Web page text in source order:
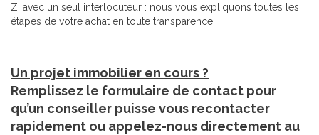
Z, avec un seul interlocuteur : nous vous expliquons toutes les
étapes de votre achat en toute transparence
Un projet immobilier en cours ?
Remplissez le formulaire de contact pour
qu’un conseiller puisse vous recontacter
rapidement ou appelez-nous directement au